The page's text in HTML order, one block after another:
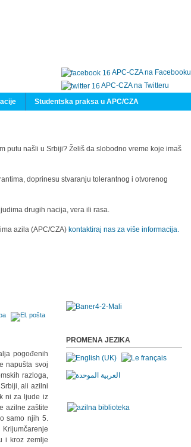
APC-CZA na Facebooku
APC-CZA na Twitteru
Studentska praksa u APC/CZA
putu našli u Srbiji? Želiš da slobodno vreme koje imaš
doprinesu stvaranju tolerantnog i otvorenog
drugih nacija, vera ili rasa.
azila (APC/CZA) kontaktiraj nas za više informacija.
pogođenih
napušta svoj
razloga,
ali azilni
ni za ljude iz
azilne zaštite
samo njih 5.
i kroz zemlje
PROMENA JEZIKA